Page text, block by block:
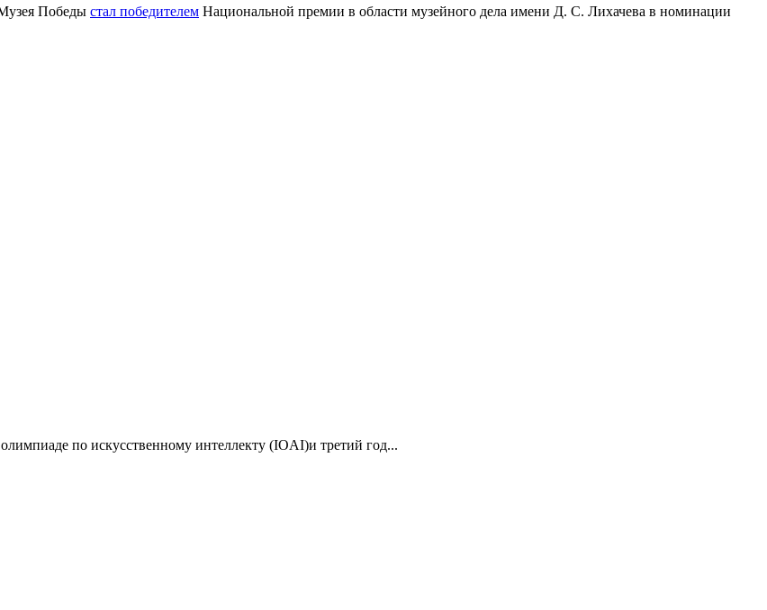
Победы стал победителем Национальной премии в области музейного дела имени Д. С. Лихачева в номинации
по искусственному интеллекту (IOAI)и третий год...